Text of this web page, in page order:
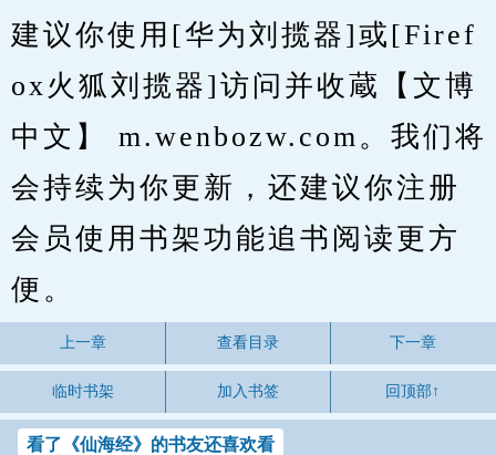
建议你使用[华为刘揽器]或[Firef
ox火狐刘揽器]访问并收蔵【文博
中文】 m.wenbozw.com。我们将
会持续为你更新，还建议你注册
会员使用书架功能追书阅读更方
便。
上一章 查看目录 下一章
临时书架 加入书签 回顶部↑
看了《仙海经》的书友还喜欢看